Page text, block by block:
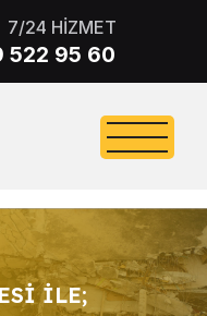
7/24 HİZMET
522 95 60
İLE;